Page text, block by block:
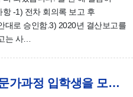
-1) 전차 회의록 보고 후
대로 승인함.3) 2020년 결산보고를
는 사…
2021년 고용노사관계 전문가과정 입학생을 모집합니다